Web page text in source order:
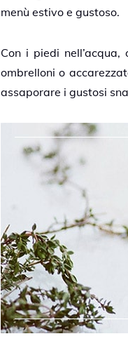
menù estivo e gustoso.
Con i piedi
ombrelloni o
assaporare i gustosi